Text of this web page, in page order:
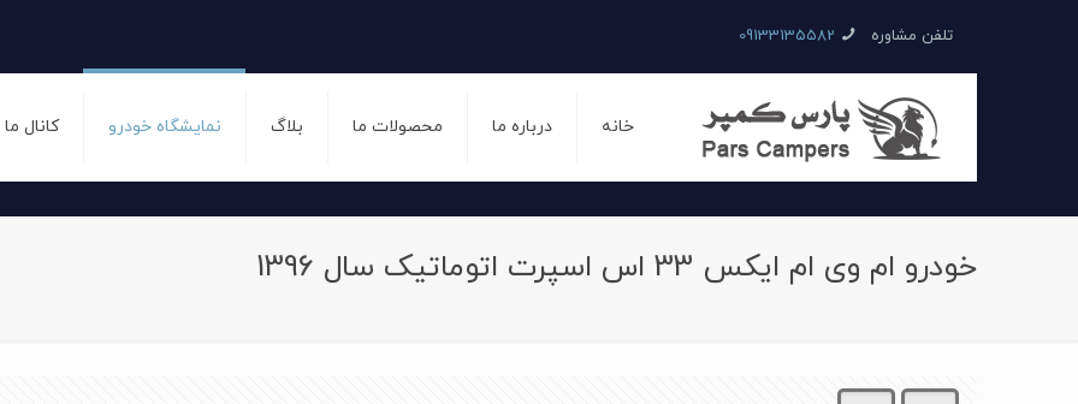
تلفن مشاوره 09133135582
خانه درباره ما محصولات ما بلاگ نمایشگاه خودرو کانال
خودرو ام وی ام ایکس 33 اس اسپرت اتوماتیک سال 1396